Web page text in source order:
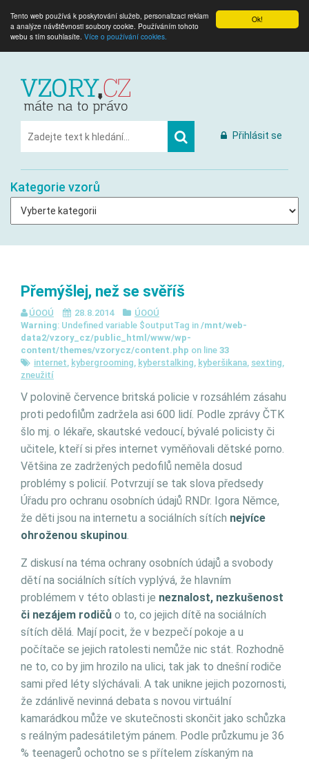
Ok!
Tento web používá k poskytování služeb, personalizaci reklam
a analýze návštěvnosti soubory cookie. Používáním tohoto
webu s tím souhlasíte. Více o používání cookies.
Přihlásit se
Kategorie vzorů
Přemýšlej, než se svěříš
ÚOOÚ 28.8.2014
ÚOOÚ
Warning: Undefined variable $outputTag in /mnt/web-
data2/vzory_cz/public_html/www/wp-
content/themes/vzorycz/content.php on line 33
internet, kybergrooming, kyberstalking, kyberšikana, sexting,
zneužití
V polovině července britská policie v rozsáhlém zásahu
proti pedofilům zadržela asi 600 lidí. Podle zprávy ČTK
šlo mj. o lékaře, skautské vedoucí, bývalé policisty či
učitele, kteří si přes internet vyměňovali dětské porno.
Většina ze zadržených pedofilů neměla dosud
problémy s policií. Potvrzují se tak slova předsedy
Úřadu pro ochranu osobních údajů RNDr. Igora Němce,
že děti jsou na internetu a sociálních sítích nejvíce
ohroženou skupinou.
Z diskusí na téma ochrany osobních údajů a svobody
dětí na sociálních sítích vyplývá, že hlavním
problémem v této oblasti je neznalost, nezkušenost
či nezájem rodičů o to, co jejich dítě na sociálních
sítích dělá. Mají pocit, že v bezpečí pokoje a u
počítače se jejich ratolesti nemůže nic stát. Rozhodně
ne to, co by jim hrozilo na ulici, tak jak to dnešní rodiče
sami před léty slýchávali. A tak unikne jejich pozornosti,
že zdánlivě nevinná debata s novou virtuální
kamarádkou může ve skutečnosti skončit jako schůzka
s reálným padesátiletým pánem. Podle průzkumu je 36
% teenagerů ochotno se s přítelem získaným na